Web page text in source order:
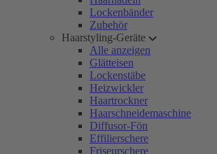
Lockenbänder
Zubehör
Haarstyling-Geräte
Alle anzeigen
Glätteisen
Lockenstäbe
Heizwickler
Haartrockner
Haarschneidemaschine
Diffusor-Fön
Effilierschere
Friseurschere